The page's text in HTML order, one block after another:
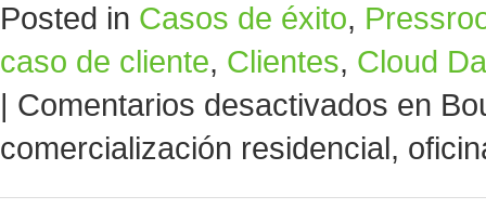
Posted in Casos de éxito,
caso de cliente, Clientes, Cloud
Comentarios desactivados en
comercialización residencial,